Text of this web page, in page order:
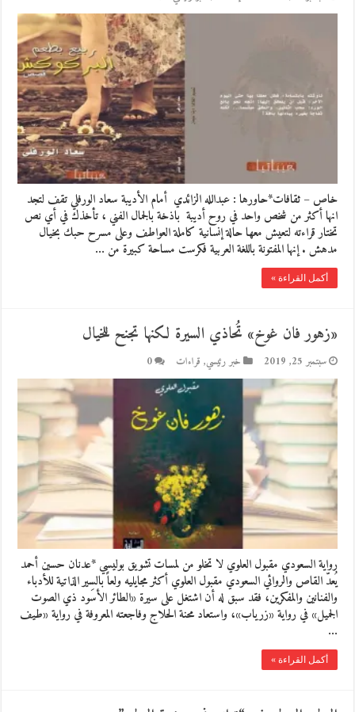
خاص – ثقافات*حاورها : عبدالله الزائدي أمام الأديبة سعاد الورفلي تقف لتجد
انها أكثر من شخص واحد في روح أديبة باذخة بالجمال الفني ، تأخذك في أي نص
تختار قراءته لتعيش معها حالة إنسانية كاملة العواطف وعلى مسرح حبك بخيال
مدهش . إنها المفتونة باللغة العربية فكرست مساحة كبيرة من …
أكمل القراءة »
«زهور فان غوخ» تُحاذي السيرة لكنها تجنح للخيال
سبتمبر 25, 2019 خبر رئيسي, قراءات 0
رواية السعودي مقبول العلوي لا تخلو من لمسات تشويق بوليسي *عدنان حسين أحمد
يُعدّ القاص والروائي السعودي مقبول العلوي أكثر مجايليه ولعاً بالسِير الذاتية للأدباء
والفنانين والمفكرين، فقد سبق له أن اشتغل على سيرة «الطائر الأسود ذي الصوت
الجميل» في رواية «زرياب»، واستعاد محنة الحلاج وفاجعته المعروفة في رواية «طيف
…
أكمل القراءة »